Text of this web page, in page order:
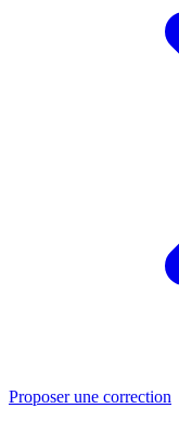
Proposer une correction